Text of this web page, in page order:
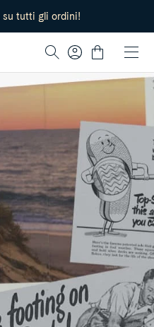
su tutti gli ordini!
Log
in
Cart